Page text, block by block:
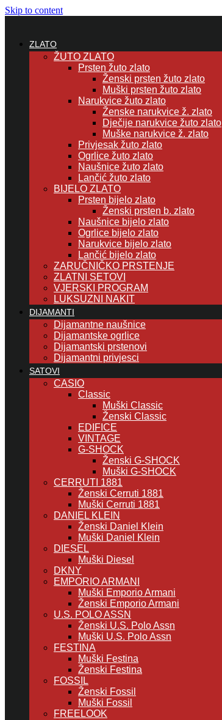
Skip to content
ZLATO
ŽUTO ZLATO
Prsten žuto zlato
Ženski prsten žuto zlato
Muški prsten žuto zlato
Narukvice žuto zlato
Ženske narukvice ž. zlato
Dječije narukvice žuto zlato
Muške narukvice ž. zlato
Privjesak žuto zlato
Ogrlice žuto zlato
Naušnice žuto zlato
Lančić žuto zlato
BIJELO ZLATO
Prsten bijelo zlato
Ženski prsten b. zlato
Naušnice bijelo zlato
Ogrlice bijelo zlato
Narukvice bijelo zlato
Lančić bijelo zlato
ZARUČNIČKO PRSTENJE
ZLATNI SETOVI
VJERSKI PROGRAM
LUKSUZNI NAKIT
DIJAMANTI
Dijamantne naušnice
Dijamantske ogrlice
Dijamantski prstenovi
Dijamantni privjesci
SATOVI
CASIO
Classic
Muški Classic
Ženski Classic
EDIFICE
VINTAGE
G-SHOCK
Ženski G-SHOCK
Muški G-SHOCK
CERRUTI 1881
Ženski Cerruti 1881
Muški Cerruti 1881
DANIEL KLEIN
Ženski Daniel Klein
Muški Daniel Klein
DIESEL
Muški Diesel
DKNY
EMPORIO ARMANI
Muški Emporio Armani
Ženski Emporio Armani
U.S. POLO ASSN
Ženski U.S. Polo Assn
Muški U.S. Polo Assn
FESTINA
Muški Festina
Ženski Festina
FOSSIL
Ženski Fossil
Muški Fossil
FREELOOK